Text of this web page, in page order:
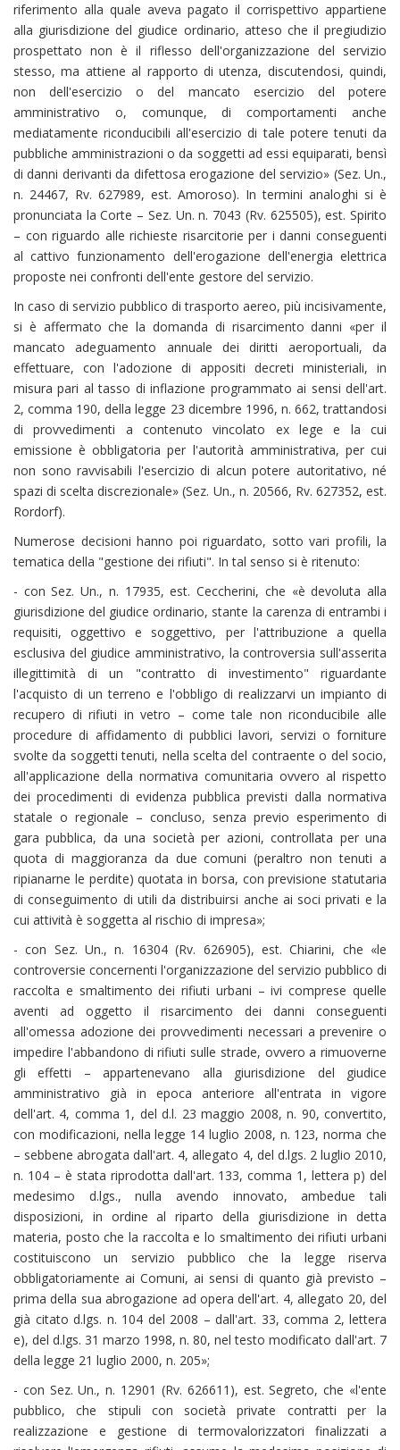
riferimento alla quale aveva pagato il corrispettivo appartiene
alla giurisdizione del giudice ordinario, atteso che il pregiudizio
prospettato non è il riflesso dell'organizzazione del servizio
stesso, ma attiene al rapporto di utenza, discutendosi, quindi,
non dell'esercizio o del mancato esercizio del potere
amministrativo o, comunque, di comportamenti anche
mediatamente riconducibili all'esercizio di tale potere tenuti da
pubbliche amministrazioni o da soggetti ad essi equiparati, bensì
di danni derivanti da difettosa erogazione del servizio» (Sez. Un.,
n. 24467, Rv. 627989, est. Amoroso). In termini analoghi si è
pronunciata la Corte – Sez. Un. n. 7043 (Rv. 625505), est. Spirito
– con riguardo alle richieste risarcitorie per i danni conseguenti
al cattivo funzionamento dell'erogazione dell'energia elettrica
proposte nei confronti dell'ente gestore del servizio.
In caso di servizio pubblico di trasporto aereo, più incisivamente,
si è affermato che la domanda di risarcimento danni «per il
mancato adeguamento annuale dei diritti aeroportuali, da
effettuare, con l'adozione di appositi decreti ministeriali, in
misura pari al tasso di inflazione programmato ai sensi dell'art.
2, comma 190, della legge 23 dicembre 1996, n. 662, trattandosi
di provvedimenti a contenuto vincolato ex lege e la cui
emissione è obbligatoria per l'autorità amministrativa, per cui
non sono ravvisabili l'esercizio di alcun potere autoritativo, né
spazi di scelta discrezionale» (Sez. Un., n. 20566, Rv. 627352, est.
Rordorf).
Numerose decisioni hanno poi riguardato, sotto vari profili, la
tematica della "gestione dei rifiuti". In tal senso si è ritenuto:
- con Sez. Un., n. 17935, est. Ceccherini, che «è devoluta alla
giurisdizione del giudice ordinario, stante la carenza di entrambi i
requisiti, oggettivo e soggettivo, per l'attribuzione a quella
esclusiva del giudice amministrativo, la controversia sull'asserita
illegittimità di un "contratto di investimento" riguardante
l'acquisto di un terreno e l'obbligo di realizzarvi un impianto di
recupero di rifiuti in vetro – come tale non riconducibile alle
procedure di affidamento di pubblici lavori, servizi o forniture
svolte da soggetti tenuti, nella scelta del contraente o del socio,
all'applicazione della normativa comunitaria ovvero al rispetto
dei procedimenti di evidenza pubblica previsti dalla normativa
statale o regionale – concluso, senza previo esperimento di
gara pubblica, da una società per azioni, controllata per una
quota di maggioranza da due comuni (peraltro non tenuti a
ripianarne le perdite) quotata in borsa, con previsione statutaria
di conseguimento di utili da distribuirsi anche ai soci privati e la
cui attività è soggetta al rischio di impresa»;
- con Sez. Un., n. 16304 (Rv. 626905), est. Chiarini, che «le
controversie concernenti l'organizzazione del servizio pubblico di
raccolta e smaltimento dei rifiuti urbani – ivi comprese quelle
aventi ad oggetto il risarcimento dei danni conseguenti
all'omessa adozione dei provvedimenti necessari a prevenire o
impedire l'abbandono di rifiuti sulle strade, ovvero a rimuoverne
gli effetti – appartenevano alla giurisdizione del giudice
amministrativo già in epoca anteriore all'entrata in vigore
dell'art. 4, comma 1, del d.l. 23 maggio 2008, n. 90, convertito,
con modificazioni, nella legge 14 luglio 2008, n. 123, norma che
– sebbene abrogata dall'art. 4, allegato 4, del d.lgs. 2 luglio 2010,
n. 104 – è stata riprodotta dall'art. 133, comma 1, lettera p) del
medesimo d.lgs., nulla avendo innovato, ambedue tali
disposizioni, in ordine al riparto della giurisdizione in detta
materia, posto che la raccolta e lo smaltimento dei rifiuti urbani
costituiscono un servizio pubblico che la legge riserva
obbligatoriamente ai Comuni, ai sensi di quanto già previsto –
prima della sua abrogazione ad opera dell'art. 4, allegato 20, del
già citato d.lgs. n. 104 del 2008 – dall'art. 33, comma 2, lettera
e), del d.lgs. 31 marzo 1998, n. 80, nel testo modificato dall'art. 7
della legge 21 luglio 2000, n. 205»;
- con Sez. Un., n. 12901 (Rv. 626611), est. Segreto, che «l'ente
pubblico, che stipuli con società private contratti per la
realizzazione e gestione di termovalorizzatori finalizzati a